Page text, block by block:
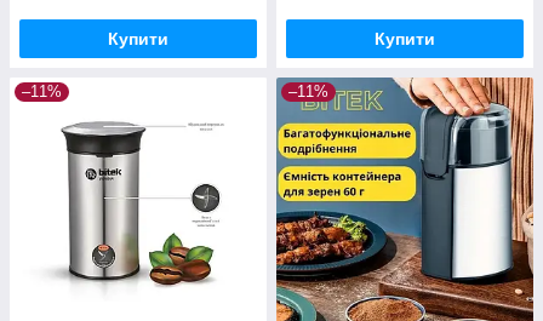
Купити Купити
–11% –11%